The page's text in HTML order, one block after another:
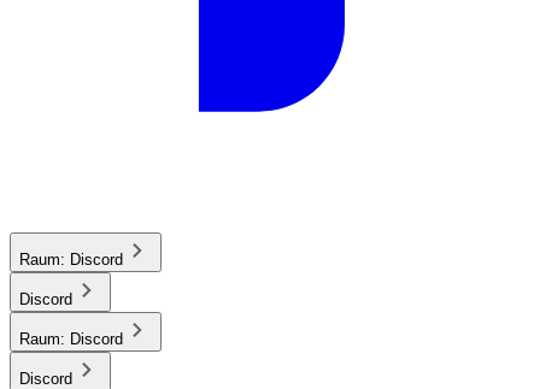
Raum: Discord
Discord
Raum: Discord
Discord